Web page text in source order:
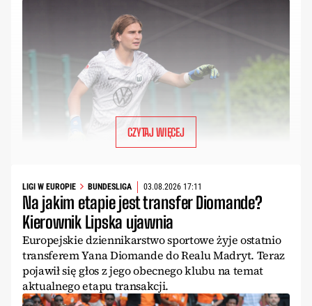
CZYTAJ WIĘCEJ
LIGI W EUROPIE BUNDESLIGA 03.08.2026 17:11
Na jakim etapie jest transfer Diomande?
Kierownik Lipska ujawnia
Europejskie dziennikarstwo sportowe żyje ostatnio
transferem Yana Diomande do Realu Madryt. Teraz
pojawił się głos z jego obecnego klubu na temat
aktualnego etapu transakcji.